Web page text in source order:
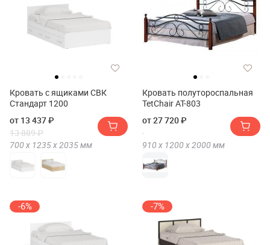
Кровать с ящиками СВК
Стандарт 1200
от 13 437 ₽
13 889 ₽
700 х 1235 х 2035мм
Кровать полутороспальная
TetChair АТ-803
от 27 720 ₽
910 х 1200 х 2000 мм
-6% -7%